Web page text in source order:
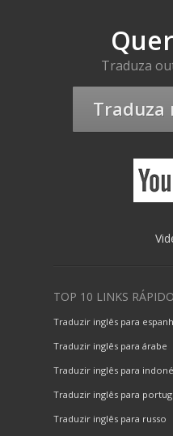
Traduza
Traduza
TOP 10 LINKS
Traduzir inglês para
Traduzir inglês para árabe
Traduzir inglês para
Traduzir inglês para
Traduzir inglês para russo